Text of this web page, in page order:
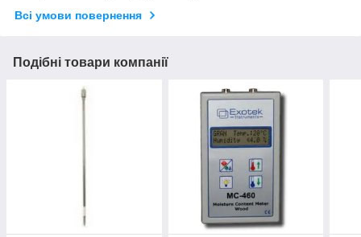
Всі умови повернення
Подібні товари компанії